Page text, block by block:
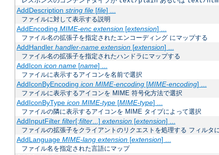
AddDescription string file[file] ...
ファイルに対して表示する説明
AddEncoding MIME-enc extension[extension] ...
ファイル名の拡張子を指定されたエンコーディング にマップする
AddHandler handler-name extension[extension] ...
ファイル名の拡張子を指定されたハンドラにマップする
AddIcon icon name[name] ...
ファイルに表示するアイコンを名前で選択
AddIconByEncoding icon MIME-encoding[MIME-encoding] ...
ファイルに表示するアイコンを MIME 符号化方法で選択
AddIconByType icon MIME-type[MIME-type] ...
ファイルの隣に表示するアイコンを MIME タイプによって選択
AddInputFilter filter[;filter...] extension[extension] ...
ファイルの拡張子をクライアントのリクエストを処理する フィルタ
AddLanguage MIME-lang extension[extension] ...
ファイル名を指定された言語にマップ